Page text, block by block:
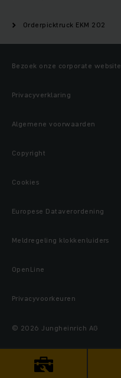
Orderpicktruck EKM 202
Bezoek onze corporate website
Privacyverklaring
Algemene voorwaarden
Copyright
Cookies
Europese Dataverordening
Meldregeling klokkenluiders
OpenLine
Privacyvoorkeuren
© 2026 Jungheinrich AG